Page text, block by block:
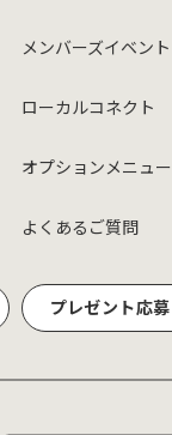
メンバーズイベント
ローカルコネクト
オプションメニュー
よくあるご質問
プレゼント応募